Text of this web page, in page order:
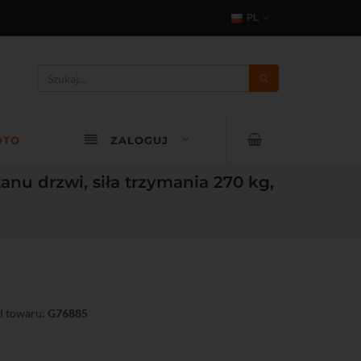
PL
ZALOGUJ
drzwi, siła trzymania 270 kg,
towaru: G76885